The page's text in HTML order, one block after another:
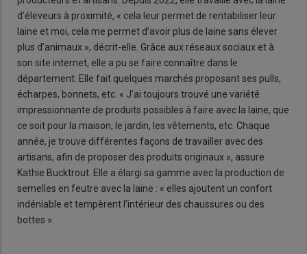
d’éleveurs à proximité, « cela leur permet de rentabiliser leur
laine et moi, cela me permet d’avoir plus de laine sans élever
plus d’animaux », décrit-elle. Grâce aux réseaux sociaux et à
son site internet, elle a pu se faire connaître dans le
département. Elle fait quelques marchés proposant ses pulls,
écharpes, bonnets, etc. « J’ai toujours trouvé une variété
impressionnante de produits possibles à faire avec la laine, que
ce soit pour la maison, le jardin, les vêtements, etc. Chaque
année, je trouve différentes façons de travailler avec des
artisans, afin de proposer des produits originaux », assure
Kathie Bucktrout. Elle a élargi sa gamme avec la production de
semelles en feutre avec la laine : « elles ajoutent un confort
indéniable et tempèrent l’intérieur des chaussures ou des
bottes ».